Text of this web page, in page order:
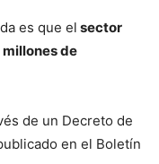
es que el sector
de
de un Decreto de
en el Boletín